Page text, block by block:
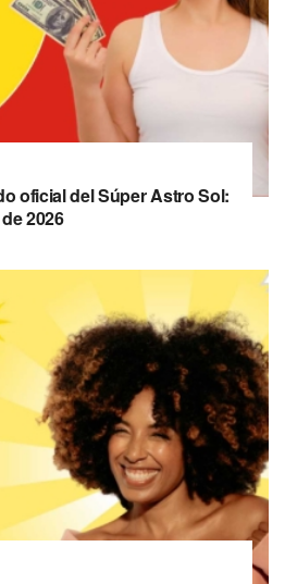
oficial del Súper Astro Sol:
2026